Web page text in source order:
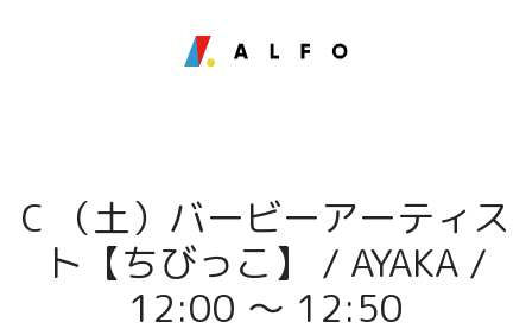
C （土）バービーアーティス
ト【ちびっこ】 / AYAKA /
12:00 〜 12:50